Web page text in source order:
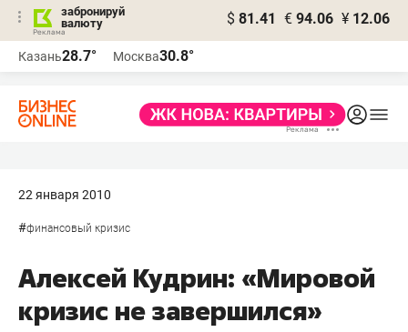
забронируй
валюту
$ 81.41 € 94.06 ¥ 12.06
Казань28.7° Москва30.8°
22 января 2010
#финансовый кризис
Алексей Кудрин: «Мировой
кризис не завершился»